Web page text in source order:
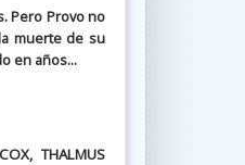
Pero Provo no
muerte de su
en años...
THALMUS